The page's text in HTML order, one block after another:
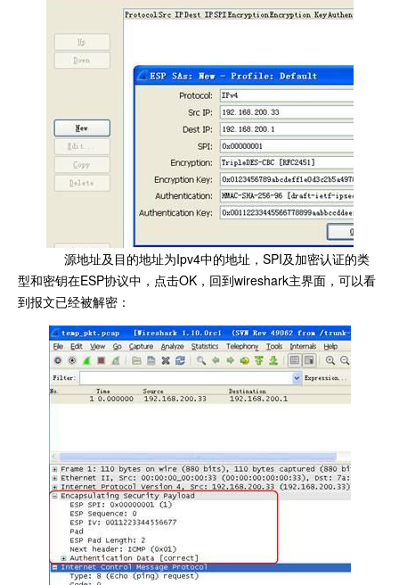
源地址及目的地址为Ipv4中的地址，SPI及加密认证的类
型和密钥在ESP协议中，点击OK，回到wireshark主界面，可以看
到报文已经被解密：